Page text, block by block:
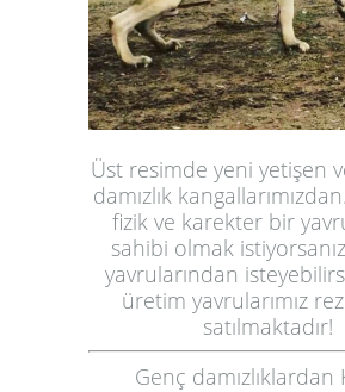
Üst resimde yeni yetişen
damızlık
fizik ve karekter bir
sahibi olmak
yavrularından
üretim yavrularımız
satılmaktadır!
Genç damızlıklardan